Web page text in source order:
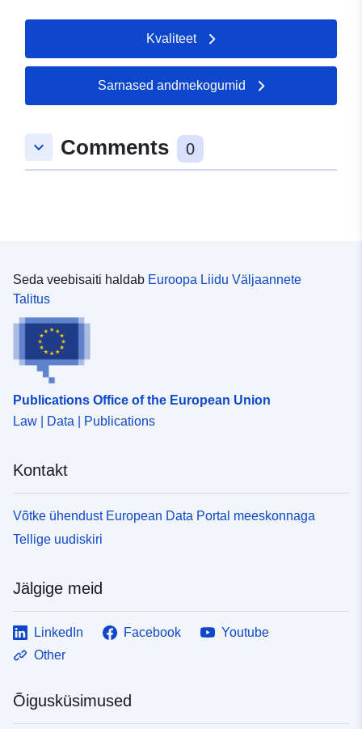
Kvaliteet
Sarnased andmekogumid
keyboard_arrow_down Comments 0
Seda veebisaiti haldab Euroopa Liidu Väljaannete
Talitus
Publications Office of the European Union
Law | Data | Publications
Kontakt
Võtke ühendust European Data Portal meeskonnaga
Tellige uudiskiri
Jälgige meid
LinkedIn Facebook
Youtube
Other
Õigusküsimused